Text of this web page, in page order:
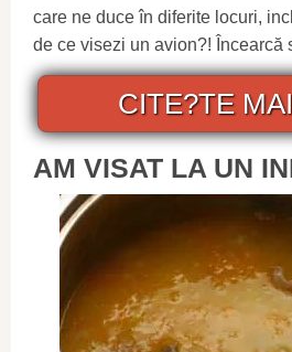
care ne duce în diferite locuri,
de ce visezi un avion?! Încearcă
CITE?TE
AM VISAT LA UN